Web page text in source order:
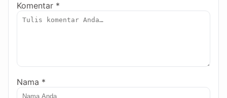
Komentar *
Nama *